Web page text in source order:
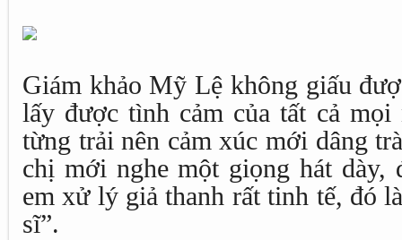
Giám khảo Mỹ Lệ không giấu
lấy được tình cảm của tất cả
từng trải nên cảm xúc mới dâng
chị mới nghe một giọng hát dày,
em xử lý giả thanh rất tinh tế, đó
sĩ”.